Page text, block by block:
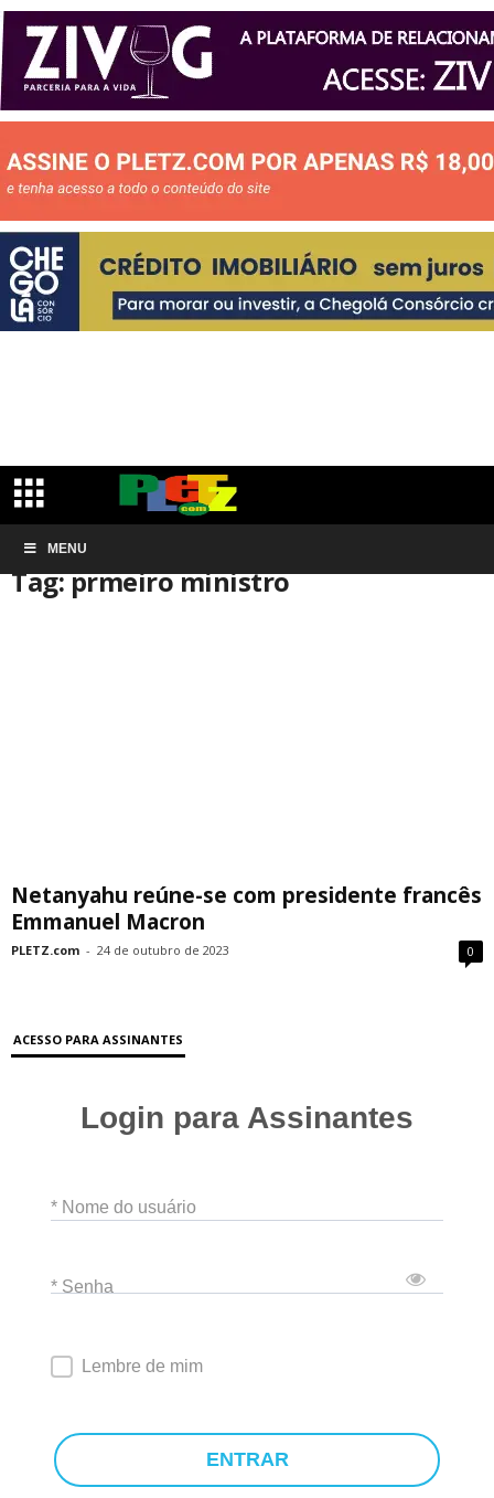
MENU
Início Tags
Tag: prmeiro ministro
Netanyahu reúne-se com presidente francês
Emmanuel Macron
PLETZ.com - 24 de outubro de 2023 0
ACESSO PARA ASSINANTES
Login para Assinantes
* Nome do usuário
* Senha
Lembre de mim
ENTRAR